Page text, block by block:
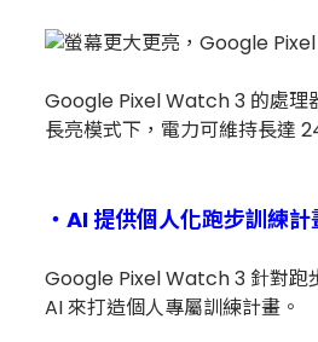
Google Pixel Watch 3 的處理
長亮模式下，電力可維持長達
・AI 提供個人化跑步訓練計
Google Pixel Watch 3 針對跑
AI 來打造個人專屬訓練計畫。